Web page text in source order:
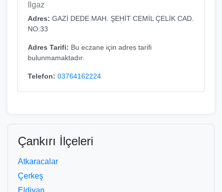
Ilgaz
Adres: GAZİ DEDE MAH. ŞEHİT CEMİL ÇELİK CAD.
NO:33
Adres Tarifi: Bu eczane için adres tarifi
bulunmamaktadır.
Telefon: 03764162224
Çankırı İlçeleri
Atkaracalar
Çerkeş
Eldivan